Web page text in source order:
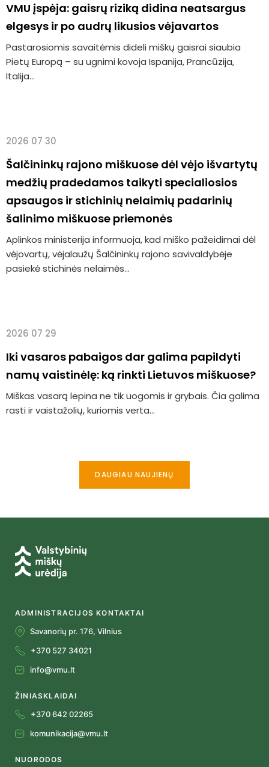
VMU įspėja: gaisrų riziką didina neatsargus
elgesys ir po audrų likusios vėjavartos
Pastarosiomis savaitėmis dideli miškų gaisrai siaubia
Pietų Europą – su ugnimi kovoja Ispanija, Prancūzija,
Italija...
2026 07 30
Šalčininkų rajono miškuose dėl vėjo išvartytų
medžių pradedamos taikyti specialiosios
apsaugos ir stichinių nelaimių padarinių
šalinimo miškuose priemonės
Aplinkos ministerija informuoja, kad miško pažeidimai dėl
vėjovartų, vėjalaužų Šalčininkų rajono savivaldybėje
pasiekė stichinės nelaimės...
2026 07 29
Iki vasaros pabaigos dar galima papildyti
namų vaistinėlę: ką rinkti Lietuvos miškuose?
Miškas vasarą lepina ne tik uogomis ir grybais. Čia galima
rasti ir vaistažolių, kuriomis verta...
DAUGIAU NAUJIENŲ
ADMINISTRACIJOS KONTAKTAI
Savanorių pr. 176, Vilnius
+370 527 34021
info@vmu.lt
ŽINIASKLAIDAI
+370 642 02265
komunikacija@vmu.lt
NUORODOS